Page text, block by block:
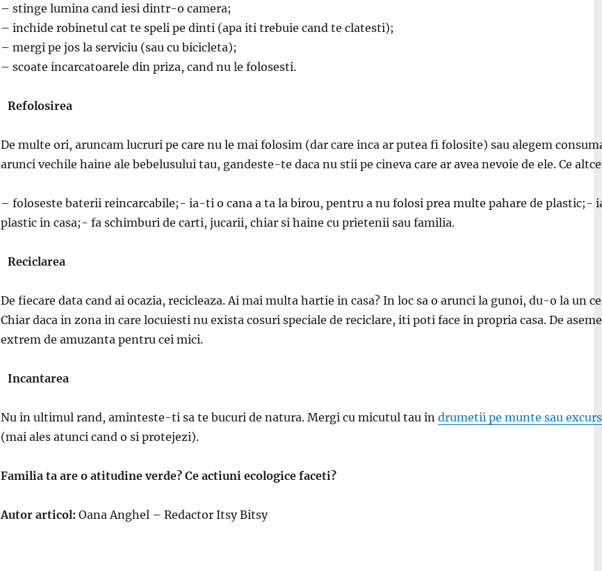
– stinge lumina cand iesi dintr-o camera;
– inchide robinetul cat te speli pe dinti (apa iti trebuie cand te clatesti);
– mergi pe jos la serviciu (sau cu bicicleta);
– scoate incarcatoarele din priza, cand nu le folosesti.
Refolosirea
De multe ori, aruncam lucruri pe care nu le mai folosim (dar care inca ar putea fi folosite) sau alegem
arunci vechile haine ale bebelusului tau, gandeste-te daca nu stii pe cineva care ar avea nevoie de ele. Ce
– foloseste baterii reincarcabile;- ia-ti o cana a ta la birou, pentru a nu folosi prea multe pahare de plastic;-
plastic in casa;- fa schimburi de carti, jucarii, chiar si haine cu prietenii sau familia.
Reciclarea
De fiecare data cand ai ocazia, recicleaza. Ai mai multa hartie in casa? In loc sa o arunci la gunoi, du-o la un
Chiar daca in zona in care locuiesti nu exista cosuri speciale de reciclare, iti poti face in propria casa. De
extrem de amuzanta pentru cei mici.
Incantarea
Nu in ultimul rand, aminteste-ti sa te bucuri de natura. Mergi cu micutul tau in drumetii pe munte sau
(mai ales atunci cand o si protejezi).
Familia ta are o atitudine verde? Ce actiuni ecologice faceti?
Autor articol: Oana Anghel – Redactor Itsy Bitsy